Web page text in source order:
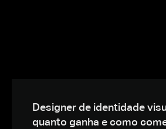
Designer de identidade
quanto ganha e como